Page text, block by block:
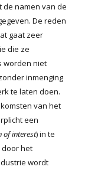
de namen van de
De reden
gaat zeer
die ze
worden niet
inmenging
te laten doen.
van het
een
of interest) in te
het
wordt